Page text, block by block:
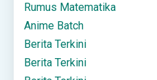
Rumus Matematika
Anime Batch
Berita Terkini
Berita Terkini